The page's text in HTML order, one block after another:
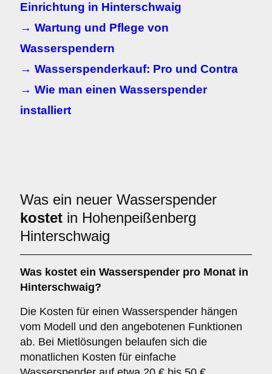
Einrichtung in Hinterschwaig
→ Wartung und Pflege von
Wasserspendern
→ Wasserspenderkauf: Pro und Contra
→ Wie man einen Wasserspender
installiert
Was ein neuer Wasserspender
kostet in Hohenpeißenberg
Hinterschwaig
Was kostet ein Wasserspender pro Monat in
Hinterschwaig?
Die Kosten für einen Wasserspender hängen
vom Modell und den angebotenen Funktionen
ab. Bei Mietlösungen belaufen sich die
monatlichen Kosten für einfache